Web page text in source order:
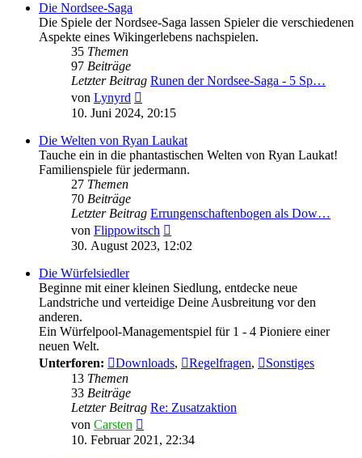
Die Nordsee-Saga
Die Spiele der Nordsee-Saga lassen Spieler die verschiedenen
Aspekte eines Wikingerlebens nachspielen.
35 Themen
97 Beiträge
Letzter Beitrag Runen der Nordsee-Saga - 5 Sp…
von Lynyrd
Beitrag
10. Juni 2024, 20:15
Die Welten von Ryan Laukat
Tauche ein in die phantastischen Welten von Ryan Laukat!
Familienspiele für jedermann.
27 Themen
70 Beiträge
Letzter Beitrag Errungenschaftenbogen als Dow…
von Flippowitsch
Beitrag
30. August 2023, 12:02
Die Würfelsiedler
Beginne mit einer kleinen Siedlung, entdecke neue
Landstriche und verteidige Deine Ausbreitung vor den
anderen.
Ein Würfelpool-Managementspiel für 1 - 4 Pioniere einer
neuen Welt.
Unterforen:
Downloads, Regelfragen,
Sonstiges
13 Themen
33 Beiträge
Letzter Beitrag Re: Zusatzaktion
von Carsten
Beitrag
10. Februar 2021, 22:34